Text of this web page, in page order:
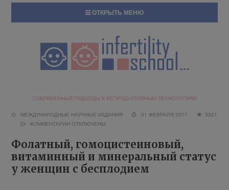
ОТКРЫТЬ МЕНЮ
МЕЖДУНАРОДНЫЕ НАУЧНЫЕ ИЗДАНИЯ 01 ФЕВРАЛЯ 2017
3321
КОММЕНТАРИИ ОТКЛЮЧЕНЫ
Фолатный, гомоцистеиновый,
витаминный и минеральный статус
у женщин с бесплодием